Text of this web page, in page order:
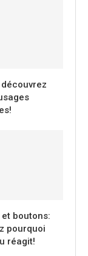
boutons:
pourquoi
réagit!